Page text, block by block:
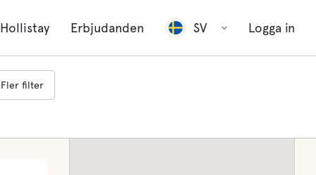
Erbjudanden SV Logga in
Fler filter